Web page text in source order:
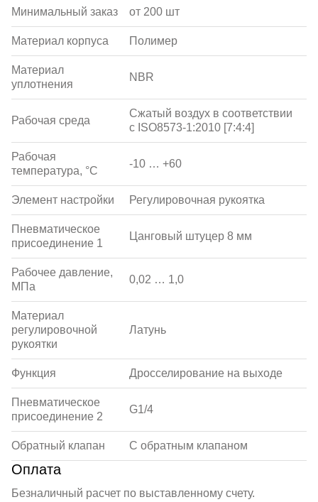
Минимальный заказ от 200 шт
Материал корпуса Полимер
Материал
уплотнения
NBR
Рабочая среда
Сжатый воздух в соответствии
с ISO8573-1:2010 [7:4:4]
Рабочая
температура, °С
-10 … +60
Элемент настройки Регулировочная рукоятка
Пневматическое
присоединение 1
Цанговый штуцер 8 мм
Рабочее давление,
МПа
0,02 … 1,0
Материал
регулировочной
рукоятки
Латунь
Функция Дросселирование на выходе
Пневматическое
присоединение 2
G1/4
Обратный клапан С обратным клапаном
Оплата
Безналичный расчет по выставленному счету.